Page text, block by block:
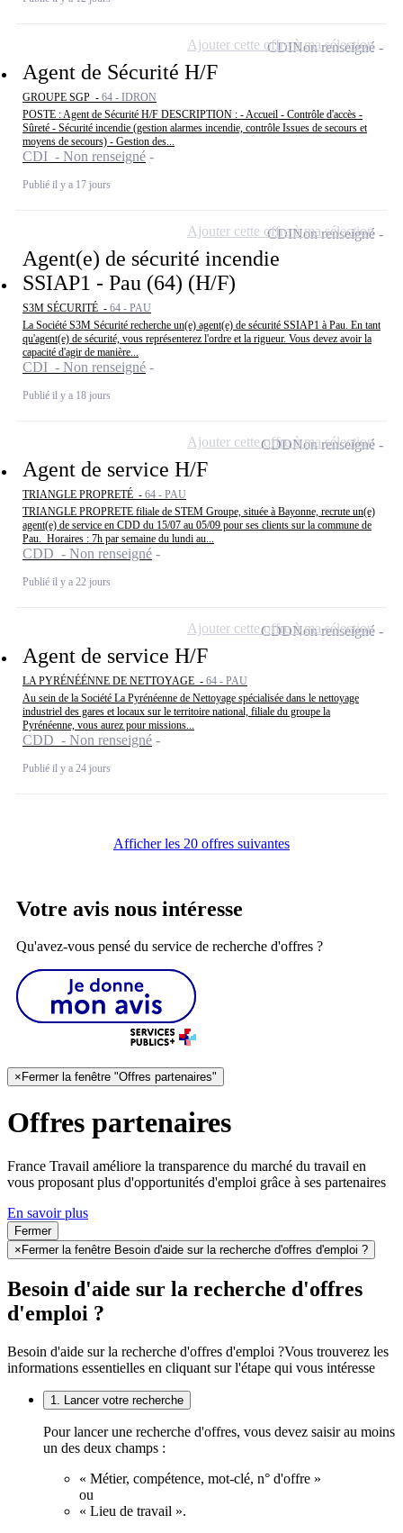
Agent de Sécurité H/F
GROUPE SGP - 64 - IDRON
POSTE : Agent de Sécurité H/F DESCRIPTION : - Accueil - Contrôle d'accès -
Sûreté - Sécurité incendie (gestion alarmes incendie, contrôle Issues de secours et
moyens de secours) - Gestion des...
CDI - Non renseigné
Publié il y a 17 jours
CDINon renseigné
Ajouter cette offre à ma sélection
Agent(e) de sécurité incendie
SSIAP1 - Pau (64) (H/F)
S3M SÉCURITÉ - 64 - PAU
La Société S3M Sécurité recherche un(e) agent(e) de sécurité SSIAP1 à Pau. En tant
qu'agent(e) de sécurité, vous représenterez l'ordre et la rigueur. Vous devez avoir la
capacité d'agir de manière...
CDI - Non renseigné
Publié il y a 18 jours
CDINon renseigné
Ajouter cette offre à ma sélection
Agent de service H/F
TRIANGLE PROPRETÉ - 64 - PAU
TRIANGLE PROPRETE filiale de STEM Groupe, située à Bayonne, recrute un(e)
agent(e) de service en CDD du 15/07 au 05/09 pour ses clients sur la commune de
Pau. Horaires : 7h par semaine du lundi au...
CDD - Non renseigné
Publié il y a 22 jours
CDDNon renseigné
Ajouter cette offre à ma sélection
Agent de service H/F
LA PYRÉNÉÉNNE DE NETTOYAGE - 64 - PAU
Au sein de la Société La Pyrénéenne de Nettoyage spécialisée dans le nettoyage
industriel des gares et locaux sur le territoire national, filiale du groupe la
Pyrénéenne, vous aurez pour missions...
CDD - Non renseigné
Publié il y a 24 jours
CDDNon renseigné
Ajouter cette offre à ma sélection
Afficher les 20 offres suivantes
Votre avis nous intéresse
Qu'avez-vous pensé du service de recherche d'offres ?
× Fermer la fenêtre "Offres partenaires"
Offres partenaires
France Travail améliore la transparence du marché du travail en
vous proposant plus d'opportunités d'emploi grâce à ses partenaires
En savoir plus
Fermer
× Fermer la fenêtre Besoin d'aide sur la recherche d'offres d'emploi ?
Besoin d'aide sur la recherche d'offres
d'emploi ?
Besoin d'aide sur la recherche d'offres d'emploi ?Vous trouverez les
informations essentielles en cliquant sur l'étape qui vous intéresse
1. Lancer votre recherche
Pour lancer une recherche d'offres, vous devez saisir au moins
un des deux champs :
« Métier, compétence, mot-clé, n° d'offre »
ou
« Lieu de travail ».